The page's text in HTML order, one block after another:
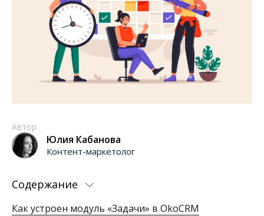
Автор
Юлия Кабанова
Контент-маркетолог
Содержание
Как устроен модуль «Задачи» в OkoCRM